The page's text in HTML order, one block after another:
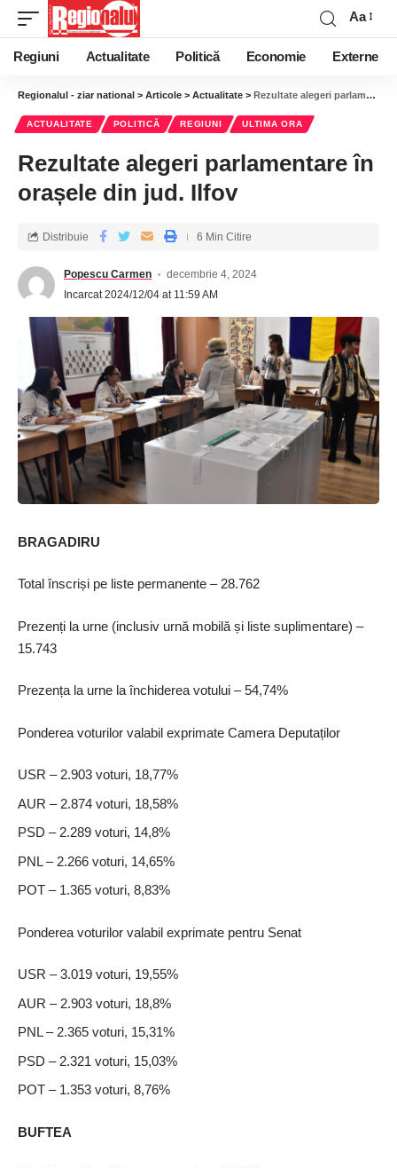
Aa
Regiuni Actualitate Politică Economie Externe
Regionalul - ziar national > Articole > Actualitate > Rezultate alegeri parlamentare în orașele din jud. Ilfov
ACTUALITATE POLITICĂ REGIUNI ULTIMA ORA
Rezultate alegeri parlamentare în
orașele din jud. Ilfov
Popescu Carmen
decembrie 4, 2024
Incarcat 2024/12/04 at 11:59 AM
Distribuie 6 Min Citire
BRAGADIRU
Total înscriși pe liste permanente – 28.762
Prezenți la urne (inclusiv urnă mobilă și liste suplimentare) –
15.743
Prezența la urne la închiderea votului – 54,74%
Ponderea voturilor valabil exprimate Camera Deputaților
USR – 2.903 voturi, 18,77%
AUR – 2.874 voturi, 18,58%
PSD – 2.289 voturi, 14,8%
PNL – 2.266 voturi, 14,65%
POT – 1.365 voturi, 8,83%
Ponderea voturilor valabil exprimate pentru Senat
USR – 3.019 voturi, 19,55%
AUR – 2.903 voturi, 18,8%
PNL – 2.365 voturi, 15,31%
PSD – 2.321 voturi, 15,03%
POT – 1.353 voturi, 8,76%
BUFTEA